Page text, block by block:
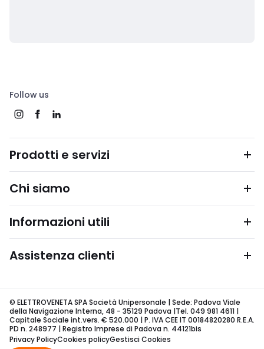
Follow us
Prodotti e servizi
Chi siamo
Informazioni utili
Assistenza clienti
© ELETTROVENETA SPA Società Unipersonale | Sede: Padova Viale
della Navigazione Interna, 48 - 35129 Padova |Tel. 049 981 4611 |
Capitale Sociale int.vers. € 520.000 | P. IVA CEE IT 00184820280 R.E.A.
PD n. 248977 | Registro Imprese di Padova n. 44121bis
Privacy PolicyCookies policyGestisci Cookies